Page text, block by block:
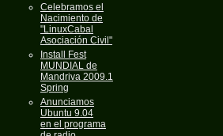
Celebramos el
Nacimiento de
"LinuxCabal
Asociación Civil"
Install Fest
MUNDIAL de
Mandriva 2009.1
Spring
Anunciamos
Ubuntu 9.04
en el programa